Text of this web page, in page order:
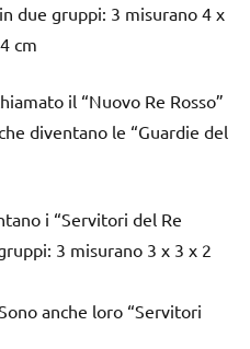
due gruppi: 3 misurano 4 x
cm
il “Nuovo Re Rosso”
diventano le “Guardie del
i “Servitori del Re
3 misurano 3 x 3 x 2
anche loro “Servitori